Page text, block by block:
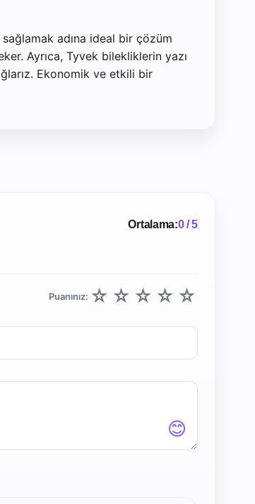
adına ideal bir çözüm
Ayrıca, Tyvek bilekliklerin yazı
Ekonomik ve etkili bir
Ortalama:0 / 5
Puanınız: ☆ ☆ ☆ ☆ ☆
😊